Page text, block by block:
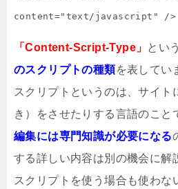
content="text/javascript" />
「Content-Script-Type」 とい
のスクリプトの種類を表してい
スクリプトというのは、サイト
き）をさせたりする言語のこと
編集には専門知識が必要になる
する詳しい内容は別の機会に解
スクリプトを使う場合も使わな